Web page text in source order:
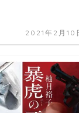
2021年2月10